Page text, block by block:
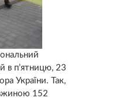
в п’ятницю, 23
України. Так,
152